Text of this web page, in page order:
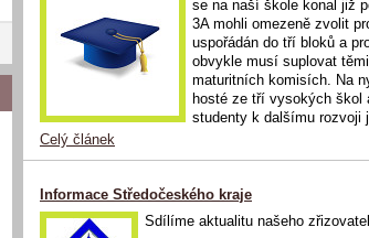
se na naší škole konal již
3A mohli omezeně zvolit
uspořádán do tří bloků a
obvykle musí suplovat
maturitních komisích. Na
hosté ze tří vysokých škol
studenty k dalšímu rozvoji
Celý článek
Informace Středočeského kraje
Sdílíme aktualitu našeho